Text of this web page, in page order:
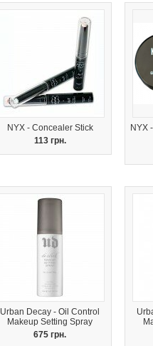
NYX - Concealer Stick
113 грн.
NYX
Urban Decay - Oil Control
Makeup Setting Spray
675 грн.